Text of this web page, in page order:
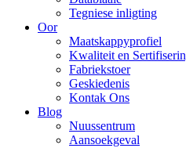
Tegniese inligting
Oor
Maatskappyprofiel
Kwaliteit en
Fabriekstoer
Geskiedenis
Kontak Ons
Blog
Nuussentrum
Aansoekgeval